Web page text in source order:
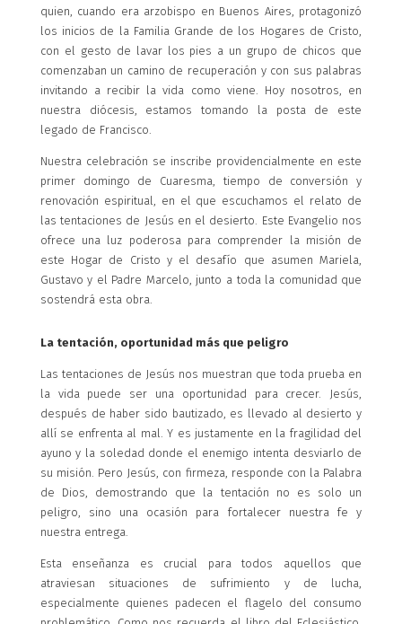
quien, cuando era arzobispo en Buenos Aires, protagonizó
los inicios de la Familia Grande de los Hogares de Cristo,
con el gesto de lavar los pies a un grupo de chicos que
comenzaban un camino de recuperación y con sus palabras
invitando a recibir la vida como viene. Hoy nosotros, en
nuestra diócesis, estamos tomando la posta de este
legado de Francisco.
Nuestra celebración se inscribe providencialmente en este
primer domingo de Cuaresma, tiempo de conversión y
renovación espiritual, en el que escuchamos el relato de
las tentaciones de Jesús en el desierto. Este Evangelio nos
ofrece una luz poderosa para comprender la misión de
este Hogar de Cristo y el desafío que asumen Mariela,
Gustavo y el Padre Marcelo, junto a toda la comunidad que
sostendrá esta obra.
La tentación, oportunidad más que peligro
Las tentaciones de Jesús nos muestran que toda prueba en
la vida puede ser una oportunidad para crecer. Jesús,
después de haber sido bautizado, es llevado al desierto y
allí se enfrenta al mal. Y es justamente en la fragilidad del
ayuno y la soledad donde el enemigo intenta desviarlo de
su misión. Pero Jesús, con firmeza, responde con la Palabra
de Dios, demostrando que la tentación no es solo un
peligro, sino una ocasión para fortalecer nuestra fe y
nuestra entrega.
Esta enseñanza es crucial para todos aquellos que
atraviesan situaciones de sufrimiento y de lucha,
especialmente quienes padecen el flagelo del consumo